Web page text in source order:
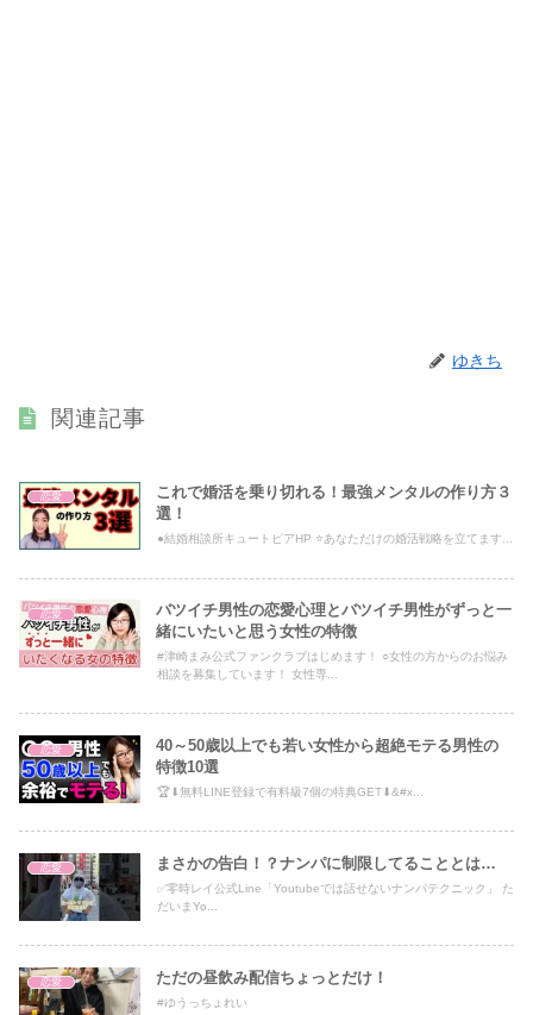
ゆきち
関連記事
恋愛
これで婚活を乗り切れる！最強メンタルの作り方３
選！
●結婚相談所キュートピアHP ⭐️あなただけの婚活戦略を立てます...
恋愛
バツイチ男性の恋愛心理とバツイチ男性がずっと一
緒にいたいと思う女性の特徴
#津崎まみ公式ファンクラブはじめます！ ○女性の方からのお悩み
相談を募集しています！ 女性専...
恋愛
40～50歳以上でも若い女性から超絶モテる男性の
特徴10選
🏆⬇無料LINE登録で有料級7個の特典GET⬇&#x...
恋愛 まさかの告白！？ナンパに制限してることとは…
✅零時レイ公式Line「Youtubeでは話せないナンパテクニック」 た
だいまYo...
恋愛 ただの昼飲み配信ちょっとだけ！
#ゆうっちょれい